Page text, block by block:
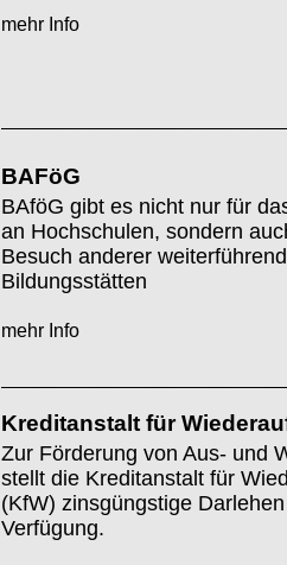
mehr Info
BAFöG
BAföG gibt es nicht nur für
an Hochschulen, sondern
Besuch anderer
Bildungsstätten
mehr Info
Kreditanstalt für
Zur Förderung von Aus- und
stellt die Kreditanstalt für
(KfW) zinsgüngstige
Verfügung.